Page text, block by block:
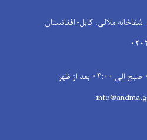
ملالی، کابل- افغانستان